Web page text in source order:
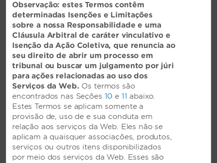
ATIVIDADES EM DESTAQUE
MANTENHA SEU REGIME DE
EXERCÍCIOS
Exercite-se na nossa academia. Pare durante
sua estadia para aumentar a endorfina.
Observação: estes Termos contêm
determinadas Isenções e Limitações
sobre a nossa Responsabilidade e uma
Cláusula Arbitral de caráter vinculativo e
Isenção da Ação Coletiva, que renuncia ao
seu direito de abrir um processo em
tribunal ou buscar um julgamento por júri
para ações relacionadas ao uso dos
Serviços da Web. Os termos são
encontrados nas Seções 10 e 11 abaixo.
Estes Termos se aplicam somente a
provisão de, uso de e sua conduta em
relação aos serviços da Web. Eles não se
aplicam a quaisquer associações, produtos,
serviços ou outros itens disponibilizados
por meio dos serviços da Web. Esses são